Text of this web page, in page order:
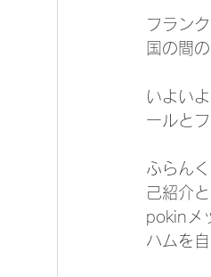
フラン
国の間
いよい
ールと
ふらん
己紹介
pokinメ
ハムを